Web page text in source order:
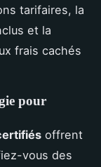
tarifaires, la
et la
frais cachés
pour
offrent
vous des